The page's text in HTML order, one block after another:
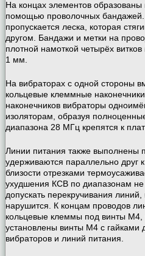
На концах элементов
помощью проволочных бандажей.
пропускается леска, которая
другом. Бандажи и метки на
плотной намоткой четырёх
1 мм.
На вибраторах с одной стороны
кольцевые клеммные
наконечников вибраторы
изоляторам, образуя
диапазона 28 МГц крепятся к
Линии питания также выполнены
удерживаются параллельно друг
близости отрезками
ухудшения КСВ по диапазонам не
допускать перекручивания
нарушится. К концам проводов
кольцевые клеммы под винты М4,
установлены винты М4 с гайками
вибраторов и линий питания.